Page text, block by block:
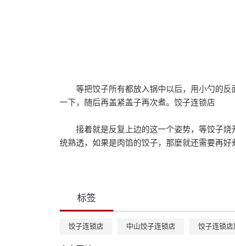
等把饺子所有都放入锅中以后，用小勺的
一下，随后再盖紧盖子再次煮。饺子连锁店
接着就是反复上边的这一个姿势，等饺子
统熟透，如果是肉馅的饺子，那麼就还需要再
标签
饺子连锁店 中山饺子连锁店 饺子连锁店